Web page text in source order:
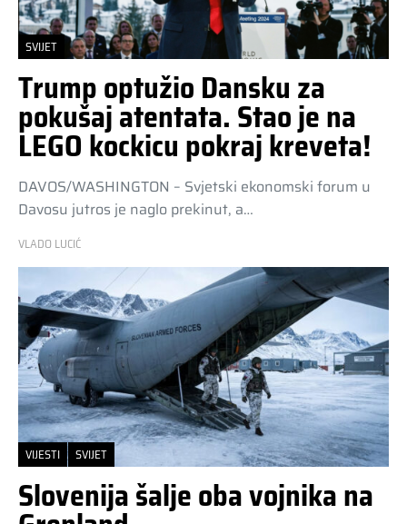
SVIJET
Trump optužio Dansku za
pokušaj atentata. Stao je na
LEGO kockicu pokraj kreveta!
DAVOS/WASHINGTON – Svjetski ekonomski forum u
Davosu jutros je naglo prekinut, a…
VLADO LUCIĆ
VIJESTI SVIJET
Slovenija šalje oba vojnika na